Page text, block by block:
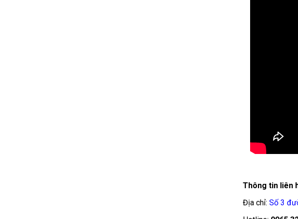
Thông tin liên
Địa chỉ: Số 3